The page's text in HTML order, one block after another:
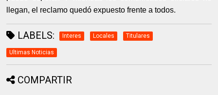
llegan, el reclamo quedó expuesto frente a todos.
LABELS: Interes Locales Titulares
Ultimas Noticias
COMPARTIR